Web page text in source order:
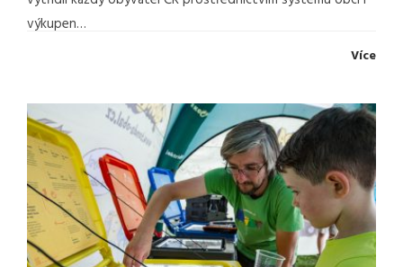
výkupen…
Více